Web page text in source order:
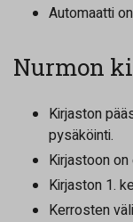
Automaatti
Nurmon
Kirjaston
pysäköinti.
Kirjastoon
Kirjaston 1.
Kerrosten